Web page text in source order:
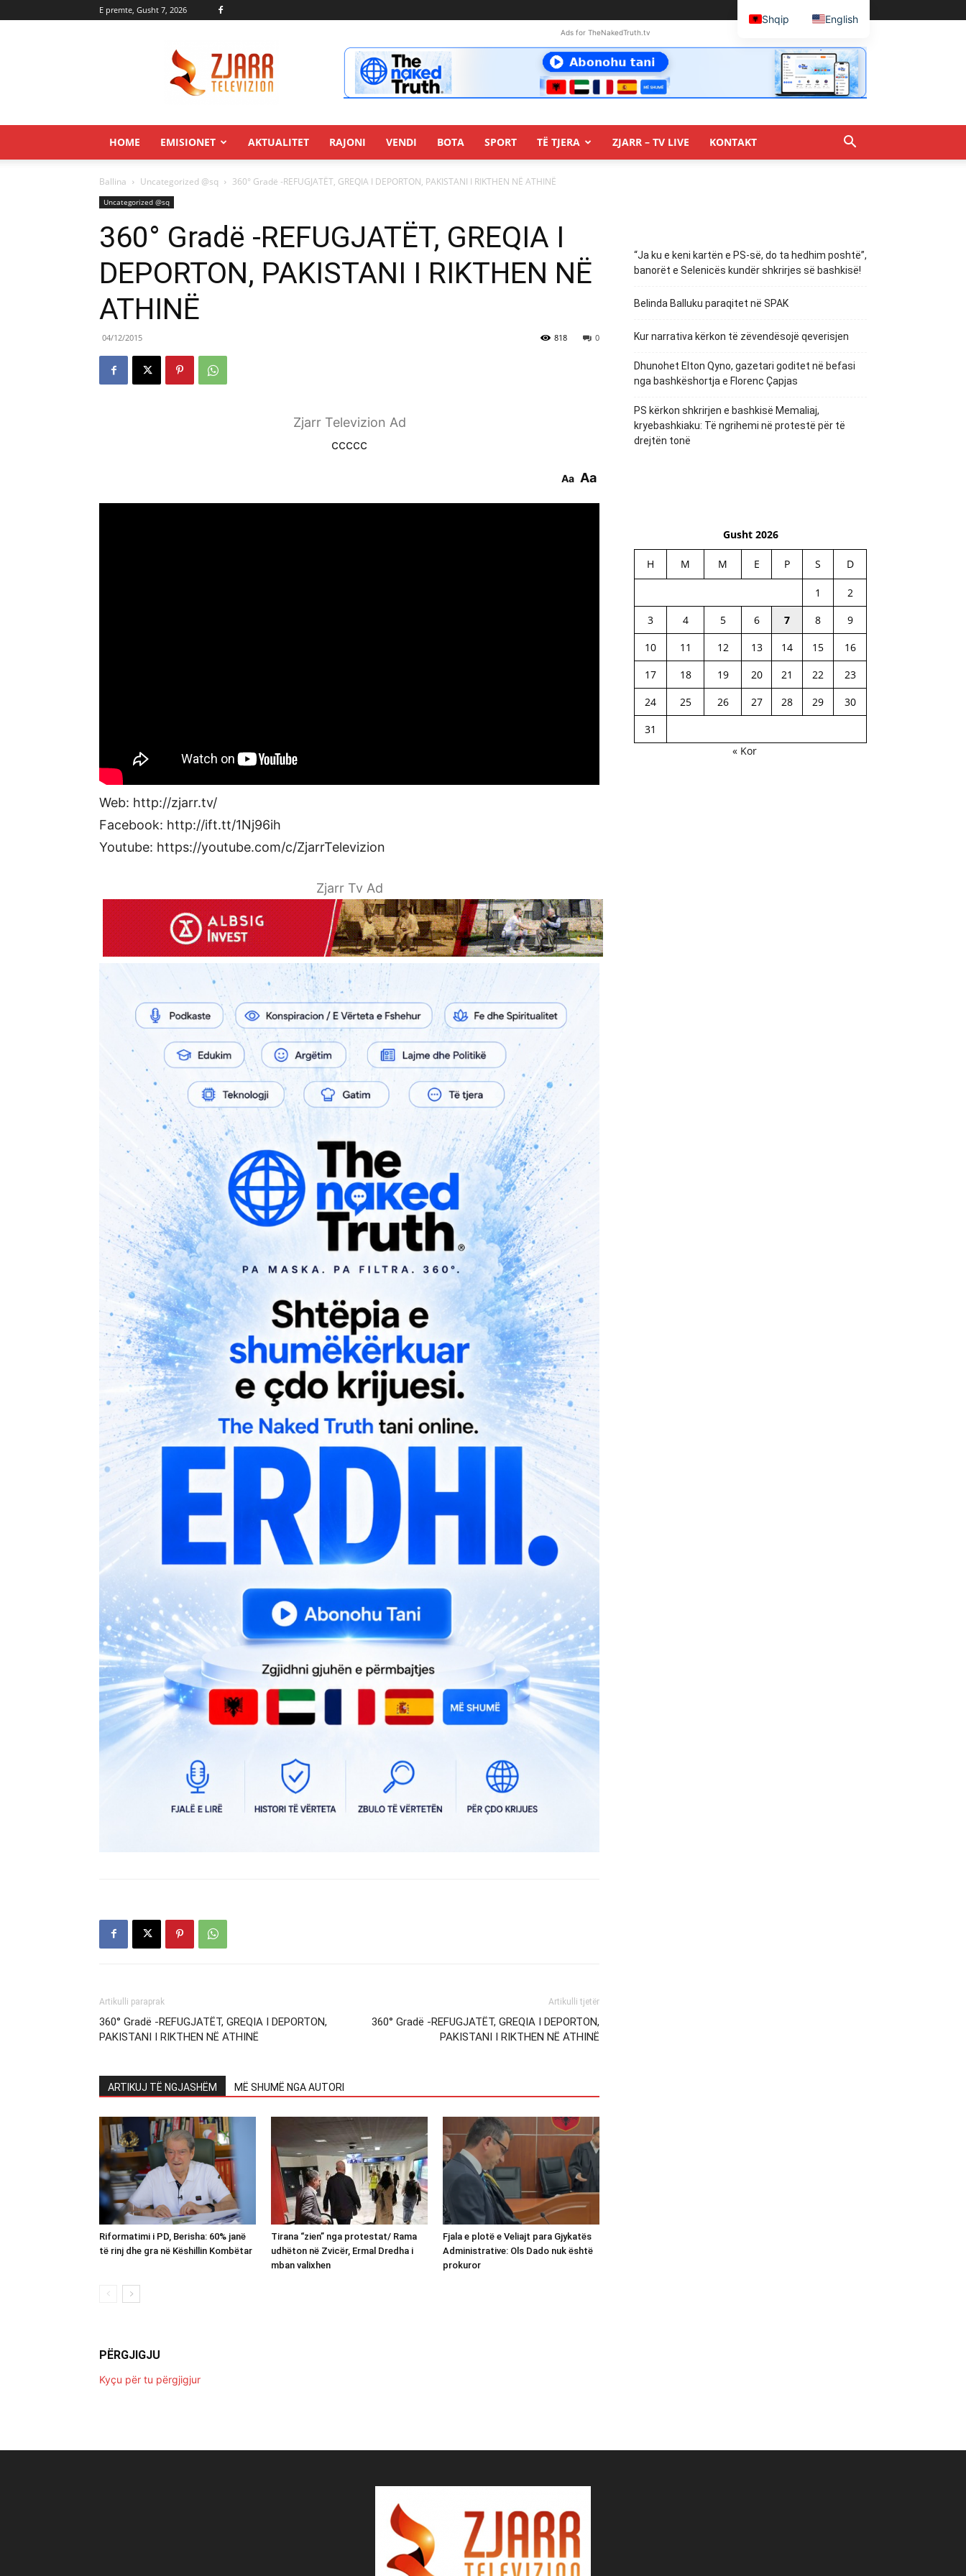
E premte, Gusht 7, 2026
Ads for TheNakedTruth.tv
HOME EMISIONET AKTUALITET RAJONI VENDI BOTA SPORT TË TJERA ZJARR – TV LIVE KONTAKT
Ballina Uncategorized @sq 360° Gradë -REFUGJATËT, GREQIA I DEPORTON, PAKISTANI I RIKTHEN NË ATHINË
Uncategorized @sq
360° Gradë -REFUGJATËT, GREQIA I
DEPORTON, PAKISTANI I RIKTHEN NË
ATHINË
04/12/2015 0
818
Zjarr Televizion Ad
ccccc
Aa Aa
Web: http://zjarr.tv/
Facebook: http://ift.tt/1Nj96ih
Youtube: https://youtube.com/c/ZjarrTelevizion
Zjarr Tv Ad
Artikulli paraprak
360° Gradë -REFUGJATËT, GREQIA I DEPORTON,
PAKISTANI I RIKTHEN NË ATHINË
Artikulli tjetër
360° Gradë -REFUGJATËT, GREQIA I DEPORTON,
PAKISTANI I RIKTHEN NË ATHINË
ARTIKUJ TË NGJASHËM MË SHUMË NGA AUTORI
Riformatimi i PD, Berisha: 60% janë
të rinj dhe gra në Këshillin Kombëtar
Tirana “zien” nga protestat/ Rama
udhëton në Zvicër, Ermal Dredha i
mban valixhen
Fjala e plotë e Veliajt para Gjykatës
Administrative: Ols Dado nuk është
prokuror
PËRGJIGJU
Kyçu për tu përgjigjur
“Ja ku e keni kartën e PS-së, do ta hedhim poshtë”,
banorët e Selenicës kundër shkrirjes së bashkisë!
Belinda Balluku paraqitet në SPAK
Kur narrativa kërkon të zëvendësojë qeverisjen
Dhunohet Elton Qyno, gazetari goditet në befasi
nga bashkëshortja e Florenc Çapjas
PS kërkon shkrirjen e bashkisë Memaliaj,
kryebashkiaku: Të ngrihemi në protestë për të
drejtën tonë
Gusht 2026
H M M E P S D
1
2
3
4 5 6 7 8
9
10
11 12 13 14 15
16
17
18 19 20 21 22
23
24
25 26 27 28 29
30
31
« Kor
Shqip English